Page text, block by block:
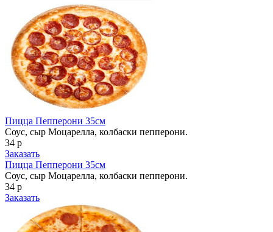
Пицца Пепперони 35см
Соус, сыр Моцарелла, колбаски пепперони.
34 р
Заказать
Пицца Пепперони 35см
Соус, сыр Моцарелла, колбаски пепперони.
34 р
Заказать